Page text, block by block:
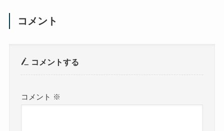
コメント
コメントする
コメント ※